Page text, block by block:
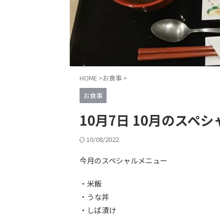
HOME >お食事 >
お食事
10月7日 10月のスペシ
10/08/2022
今月のスペシャルメニュー
・米飯
・うな丼
・しば漬け